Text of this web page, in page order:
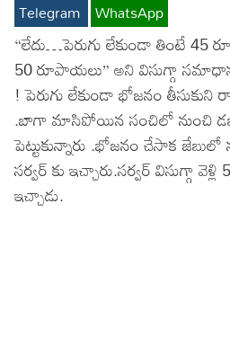
Telegram WhatsApp
“లేదు…పెరుగు లేకుండా తింటే 45
50 రూపాయలు” అని విసుగ్గా
! పెరుగు లేకుండా భోజనం
.బాగా మాసిపోయిన సంచిలో నుంచి
పెట్టుకున్నారు .భోజనం చేసాక
సర్వర్ కు ఇచ్చారు.సర్వర్ విసుగ్గా
ఇచ్చాడు.